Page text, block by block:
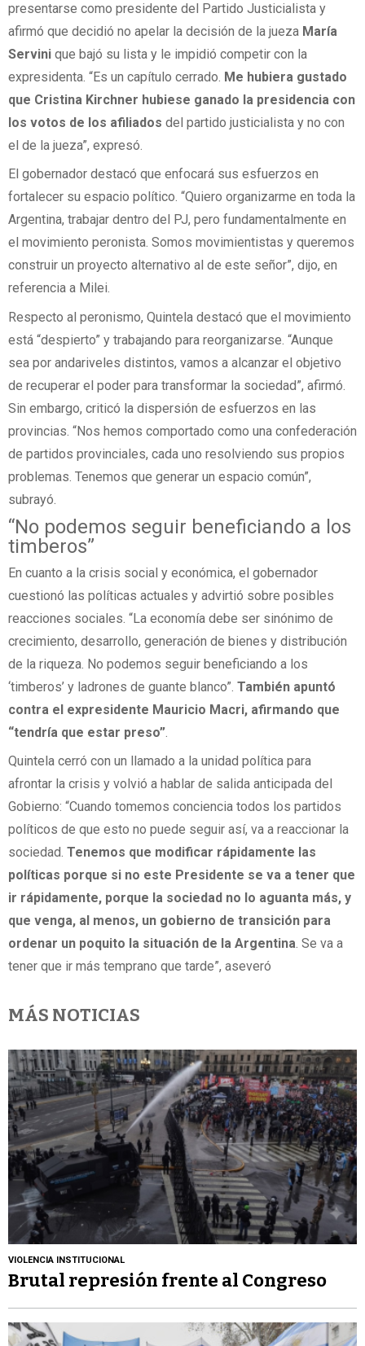
presentarse como presidente del Partido Justicialista y
afirmó que decidió no apelar la decisión de la jueza María
Servini que bajó su lista y le impidió competir con la
expresidenta. “Es un capítulo cerrado. Me hubiera gustado
que Cristina Kirchner hubiese ganado la presidencia con
los votos de los afiliados del partido justicialista y no con
el de la jueza”, expresó.
El gobernador destacó que enfocará sus esfuerzos en
fortalecer su espacio político. “Quiero organizarme en toda la
Argentina, trabajar dentro del PJ, pero fundamentalmente en
el movimiento peronista. Somos movimientistas y queremos
construir un proyecto alternativo al de este señor”, dijo, en
referencia a Milei.
Respecto al peronismo, Quintela destacó que el movimiento
está “despierto” y trabajando para reorganizarse. “Aunque
sea por andariveles distintos, vamos a alcanzar el objetivo
de recuperar el poder para transformar la sociedad”, afirmó.
Sin embargo, criticó la dispersión de esfuerzos en las
provincias. “Nos hemos comportado como una confederación
de partidos provinciales, cada uno resolviendo sus propios
problemas. Tenemos que generar un espacio común”,
subrayó.
“No podemos seguir beneficiando a los
timberos”
En cuanto a la crisis social y económica, el gobernador
cuestionó las políticas actuales y advirtió sobre posibles
reacciones sociales. “La economía debe ser sinónimo de
crecimiento, desarrollo, generación de bienes y distribución
de la riqueza. No podemos seguir beneficiando a los
‘timberos’ y ladrones de guante blanco”. También apuntó
contra el expresidente Mauricio Macri, afirmando que
“tendría que estar preso”.
Quintela cerró con un llamado a la unidad política para
afrontar la crisis y volvió a hablar de salida anticipada del
Gobierno: “Cuando tomemos conciencia todos los partidos
políticos de que esto no puede seguir así, va a reaccionar la
sociedad. Tenemos que modificar rápidamente las
políticas porque si no este Presidente se va a tener que
ir rápidamente, porque la sociedad no lo aguanta más, y
que venga, al menos, un gobierno de transición para
ordenar un poquito la situación de la Argentina. Se va a
tener que ir más temprano que tarde”, aseveró
MÁS NOTICIAS
VIOLENCIA INSTITUCIONAL
Brutal represión frente al Congreso